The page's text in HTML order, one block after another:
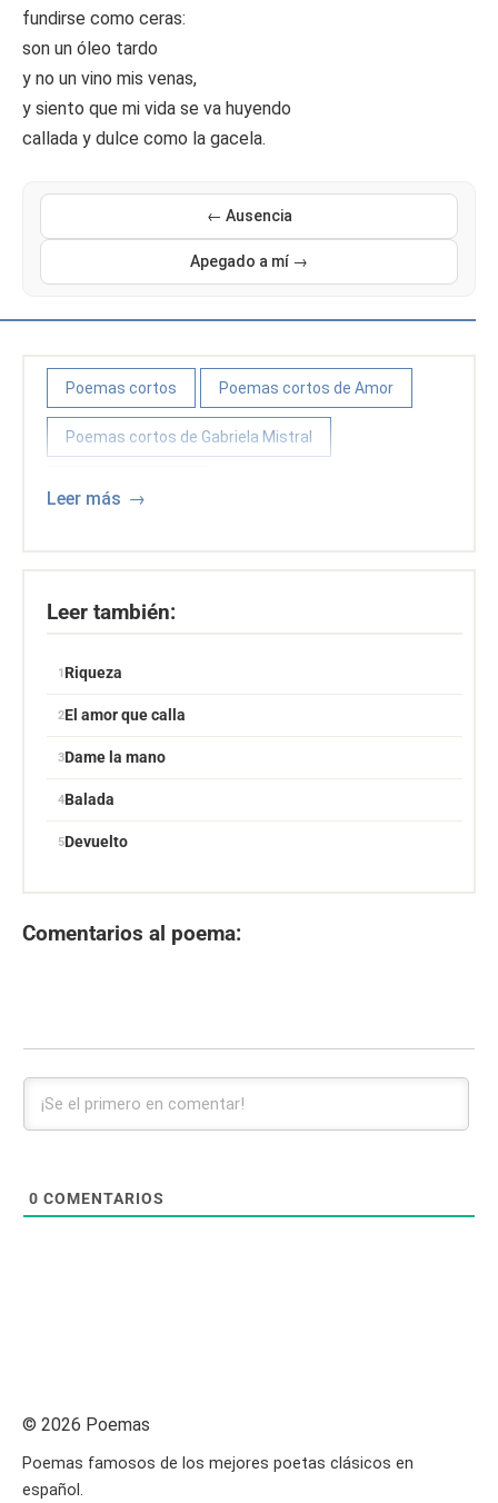
fundirse como ceras:
son un óleo tardo
y no un vino mis venas,
y siento que mi vida se va huyendo
callada y dulce como la gacela.
← Ausencia
Apegado a mí →
Poemas cortos Poemas cortos de Amor
Poemas cortos de Gabriela Mistral
Leer más
Leer también:
Riqueza
El amor que calla
Dame la mano
Balada
Devuelto
Comentarios al poema:
0 COMENTARIOS
© 2026 Poemas
Poemas famosos de los mejores poetas clásicos en
español.